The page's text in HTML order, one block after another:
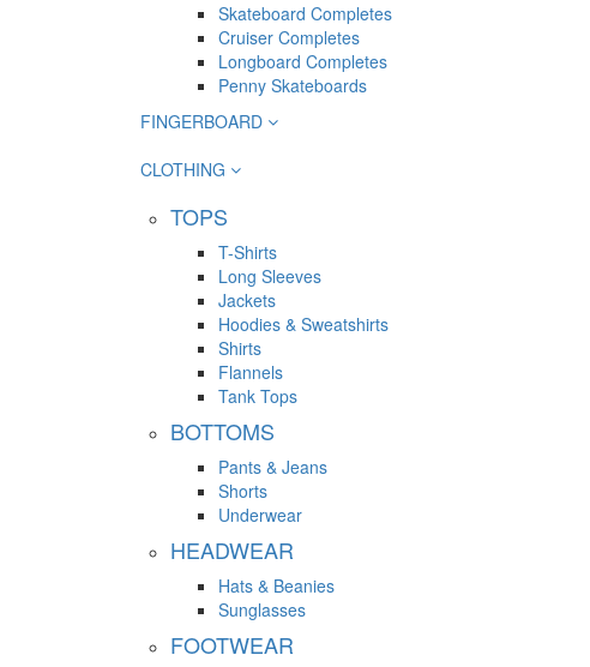
Skateboard Completes
Cruiser Completes
Longboard Completes
Penny Skateboards
FINGERBOARD
CLOTHING
TOPS
T-Shirts
Long Sleeves
Jackets
Hoodies & Sweatshirts
Shirts
Flannels
Tank Tops
BOTTOMS
Pants & Jeans
Shorts
Underwear
HEADWEAR
Hats & Beanies
Sunglasses
FOOTWEAR